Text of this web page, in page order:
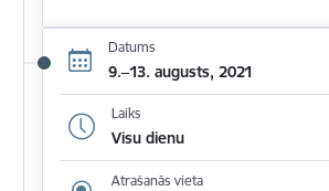
Datums
9.–13. augusts, 2021
Laiks
Visu dienu
Atrašanās vieta